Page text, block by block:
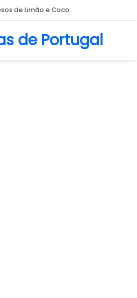
de Portugal